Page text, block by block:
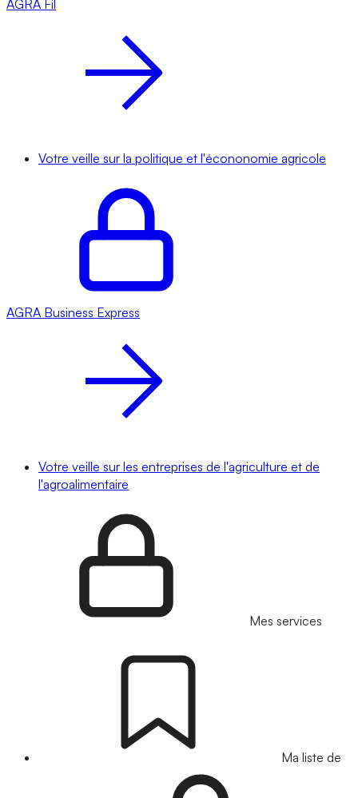
AGRA Fil
Votre veille sur la politique et l'écononomie agricole
AGRA Business Express
Votre veille sur les entreprises de l'agriculture et de
l'agroalimentaire
Mes services
Ma liste de